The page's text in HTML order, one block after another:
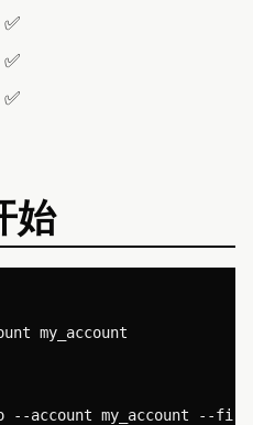
✅
✅
✅
始
my_account
--account my_account --